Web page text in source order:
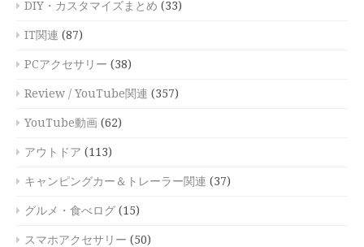
DIY・カスタマイズまとめ (33)
IT関連 (87)
PCアクセサリー (38)
Review / YouTube関連 (357)
YouTube動画 (62)
アウトドア (113)
キャンピングカー＆トレーラー関連 (37)
グルメ・食べログ (15)
スマホアクセサリー (50)